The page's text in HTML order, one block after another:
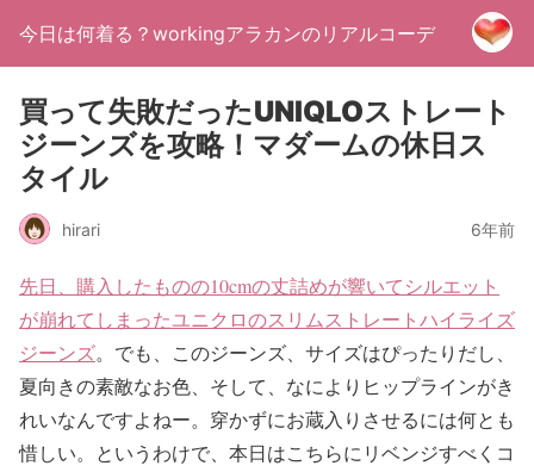
今日は何着る？workingアラカンのリアルコーデ
買って失敗だったUNIQLOストレート
ジーンズを攻略！マダームの休日ス
タイル
hirari 6年前
先日、購入したものの10cmの丈詰めが響いてシルエット
が崩れてしまったユニクロのスリムストレートハイライズ
ジーンズ。でも、このジーンズ、サイズはぴったりだし、
夏向きの素敵なお色、そして、なによりヒップラインがき
れいなんですよねー。穿かずにお蔵入りさせるには何とも
惜しい。というわけで、本日はこちらにリベンジすべくコ